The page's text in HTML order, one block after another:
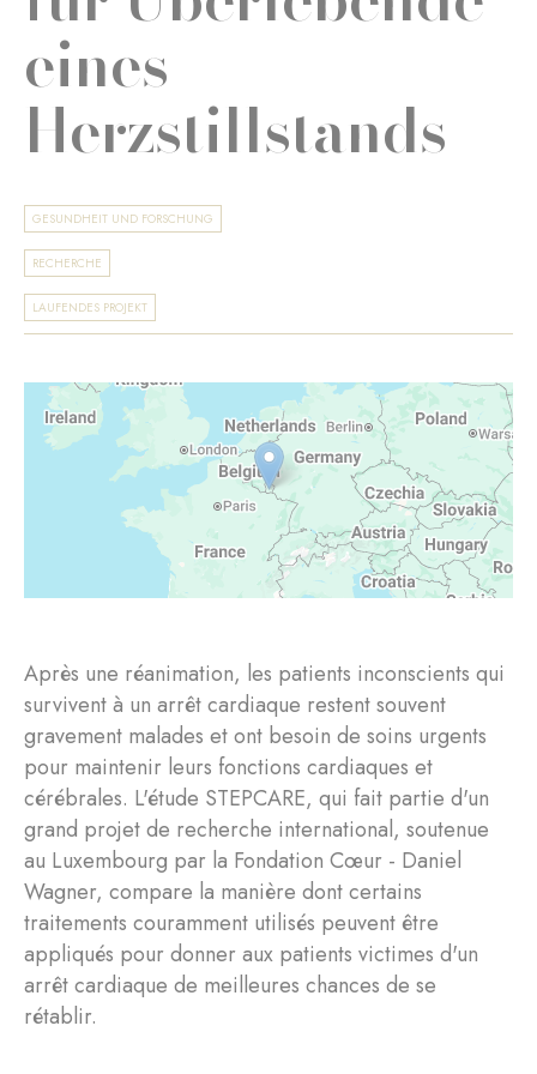
eines
Herzstillstands
GESUNDHEIT UND FORSCHUNG
RECHERCHE
LAUFENDES PROJEKT
Après une réanimation, les patients inconscients qui
survivent à un arrêt cardiaque restent souvent
gravement malades et ont besoin de soins urgents
pour maintenir leurs fonctions cardiaques et
cérébrales. L'étude STEPCARE, qui fait partie d'un
grand projet de recherche international, soutenue
au Luxembourg par la Fondation Cœur - Daniel
Wagner, compare la manière dont certains
traitements couramment utilisés peuvent être
appliqués pour donner aux patients victimes d'un
arrêt cardiaque de meilleures chances de se
rétablir.